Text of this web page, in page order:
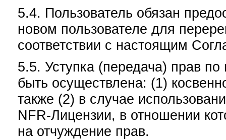
5.4. Пользователь обязан
новом пользователе для
соответствии с настоящим
5.5. Уступка (передача) прав
быть осуществлена: (1)
также (2) в случае
NFR-Лицензии, в отношении
на отчуждение прав.